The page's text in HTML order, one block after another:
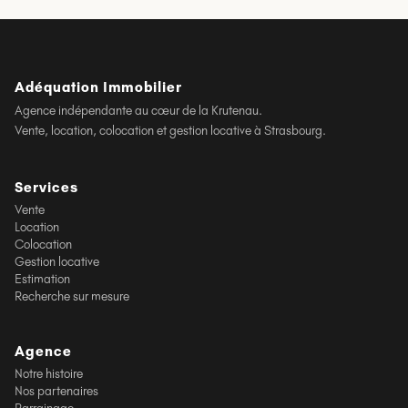
Adéquation Immobilier
Agence indépendante au cœur de la Krutenau.
Vente, location, colocation et gestion locative à Strasbourg.
Services
Vente
Location
Colocation
Gestion locative
Estimation
Recherche sur mesure
Agence
Notre histoire
Nos partenaires